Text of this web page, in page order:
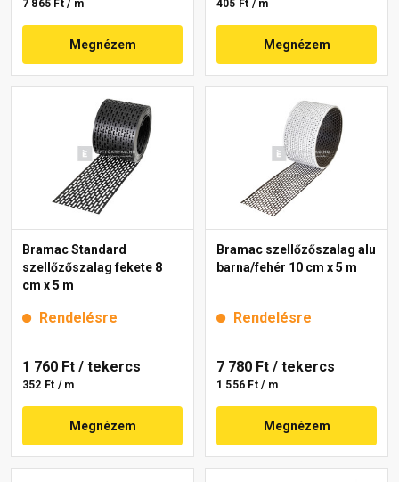
7 865 Ft / m
Megnézem
405 Ft / m
Megnézem
Bramac Standard
szellőzőszalag fekete 8
cm x 5 m
Rendelésre
1 760 Ft / tekercs
352 Ft / m
Megnézem
Bramac szellőzőszalag alu
barna/fehér 10 cm x 5 m
Rendelésre
7 780 Ft / tekercs
1 556 Ft / m
Megnézem